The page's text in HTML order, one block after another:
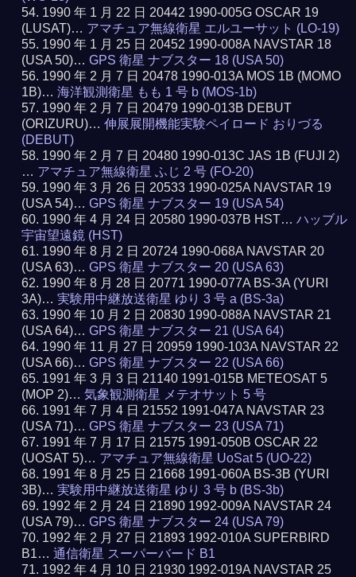
1990 年 1 月 22 日 20442 1990-005G OSCAR 19
(LUSAT)… アマチュア無線衛星 エルユーサット (LO-19)
1990 年 1 月 25 日 20452 1990-008A NAVSTAR 18
(USA 50)…GPS 衛星 ナブスター 18 (USA 50)
1990 年 2 月 7 日 20478 1990-013A MOS 1B (MOMO
1B)…海洋観測衛星 もも 1 号 b (MOS-1b)
1990 年 2 月 7 日 20479 1990-013B DEBUT
(ORIZURU)…伸展展開機能実験ペイロード おりづる
(DEBUT)
1990 年 2 月 7 日 20480 1990-013C JAS 1B (FUJI 2)
… アマチュア無線衛星 ふじ 2 号 (FO-20)
1990 年 3 月 26 日 20533 1990-025A NAVSTAR 19
(USA 54)…GPS 衛星 ナブスター 19 (USA 54)
1990 年 4 月 24 日 20580 1990-037B HST…ハッブル
宇宙望遠鏡 (HST)
1990 年 8 月 2 日 20724 1990-068A NAVSTAR 20
(USA 63)…GPS 衛星 ナブスター 20 (USA 63)
1990 年 8 月 28 日 20771 1990-077A BS-3A (YURI
3A)…実験用中継放送衛星 ゆり 3 号 a (BS-3a)
1990 年 10 月 2 日 20830 1990-088A NAVSTAR 21
(USA 64)…GPS 衛星 ナブスター 21 (USA 64)
1990 年 11 月 27 日 20959 1990-103A NAVSTAR 22
(USA 66)…GPS 衛星 ナブスター 22 (USA 66)
1991 年 3 月 3 日 21140 1991-015B METEOSAT 5
(MOP 2)…気象観測衛星 メテオサット 5 号
1991 年 7 月 4 日 21552 1991-047A NAVSTAR 23
(USA 71)…GPS 衛星 ナブスター 23 (USA 71)
1991 年 7 月 17 日 21575 1991-050B OSCAR 22
(UOSAT 5)… アマチュア無線衛星 UoSat 5 (UO-22)
1991 年 8 月 25 日 21668 1991-060A BS-3B (YURI
3B)…実験用中継放送衛星 ゆり 3 号 b (BS-3b)
1992 年 2 月 24 日 21890 1992-009A NAVSTAR 24
(USA 79)…GPS 衛星 ナブスター 24 (USA 79)
1992 年 2 月 27 日 21893 1992-010A SUPERBIRD
B1…通信衛星 スーパーバード B1
1992 年 4 月 10 日 21930 1992-019A NAVSTAR 25